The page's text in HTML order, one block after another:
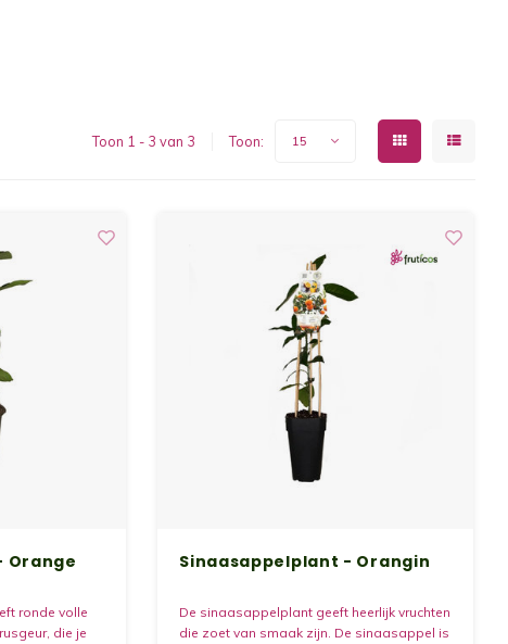
Toon 1 - 3 van 3 Toon: 15
Orange
ronde volle
die je
Sinaasappelplant - Orangin
De sinaasappelplant geeft heerlijk vruchten
die zoet van smaak zijn. De sinaasappel is